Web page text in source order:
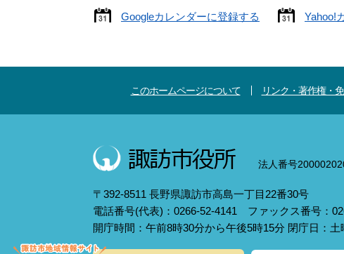
Googleカレンダーに登録する Yahoo!
このホームページについて リンク・著作権・
法人番号
〒392-8511 長野県諏訪市高島一丁目22番30号
電話番号(代表)：0266-52-4141 ファックス番号：
開庁時間：午前8時30分から午後5時15分 閉庁日：